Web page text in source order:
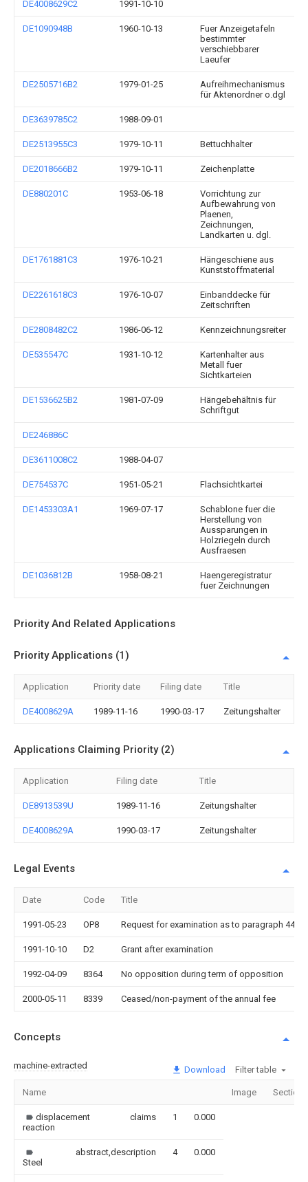
DE4008629C2 1991-10-10
DE1090948B 1960-10-13
Fuer Anzeigetafeln
bestimmter
verschiebbarer
Laeufer
DE2505716B2 1979-01-25
Aufreihmechanismus
für Aktenordner o.dgl
DE3639785C2 1988-09-01
DE2513955C3 1979-10-11 Bettuchhalter
DE2018666B2 1979-10-11 Zeichenplatte
DE880201C 1953-06-18
Vorrichtung zur
Aufbewahrung von
Plaenen,
Zeichnungen,
Landkarten u. dgl.
DE1761881C3 1976-10-21
Hängeschiene aus
Kunststoffmaterial
DE2261618C3 1976-10-07
Einbanddecke für
Zeitschriften
DE2808482C2 1986-06-12 Kennzeichnungsreiter
DE535547C 1931-10-12
Kartenhalter aus
Metall fuer
Sichtkarteien
DE1536625B2 1981-07-09
Hängebehältnis für
Schriftgut
DE246886C
DE3611008C2 1988-04-07
DE754537C 1951-05-21 Flachsichtkartei
DE1453303A1 1969-07-17
Schablone fuer die
Herstellung von
Aussparungen in
Holzriegeln durch
Ausfraesen
DE1036812B 1958-08-21
Haengeregistratur
fuer Zeichnungen
Priority And Related Applications
Priority Applications (1)
Application Priority date Filing date Title
DE4008629A 1989-11-16 1990-03-17 Zeitungshalter
Applications Claiming Priority (2)
Application Filing date Title
DE8913539U 1989-11-16 Zeitungshalter
DE4008629A 1990-03-17 Zeitungshalter
Legal Events
Date Code Title
1991-05-23 OP8 Request for examination as to paragraph 44
1991-10-10 D2 Grant after examination
1992-04-09 8364 No opposition during term of opposition
2000-05-11 8339 Ceased/non-payment of the annual fee
Concepts
machine-extracted Download Filter table
Name Image Sections
displacement
reaction
claims 1 0.000
Steel
abstract,description 4 0.000